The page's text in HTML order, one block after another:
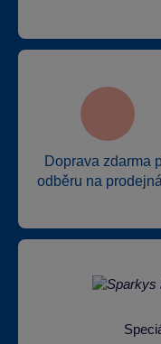
Doprava zdarma
odběru na